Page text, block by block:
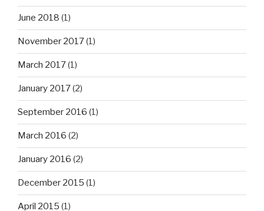
June 2018 (1)
November 2017(1)
March 2017(1)
January 2017(2)
September 2016 (1)
March 2016 (2)
January 2016 (2)
December 2015 (1)
April 2015 (1)